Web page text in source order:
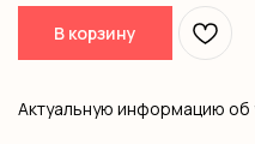
В корзину
Актуальную информацию об